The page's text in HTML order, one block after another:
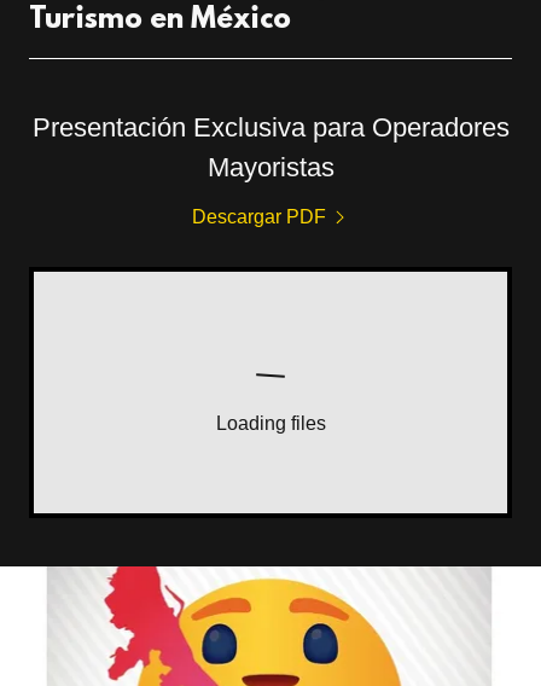
Turismo en México
Presentación Exclusiva para Operadores
Mayoristas
Descargar PDF
Loading files